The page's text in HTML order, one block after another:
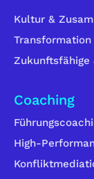
Kultur &
Transformation
Zukunftsfähige
Coaching
High-